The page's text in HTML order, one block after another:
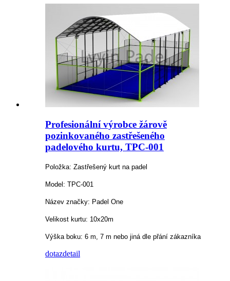
Profesionální výrobce žárově
pozinkovaného zastřešeného
padelového kurtu, TPC-001
Položka: Zastřešený kurt na padel
Model: TPC-001
Název značky: Padel One
Velikost kurtu: 10x20m
Výška boku: 6 m, 7 m nebo jiná dle přání zákazníka
dotazdetail